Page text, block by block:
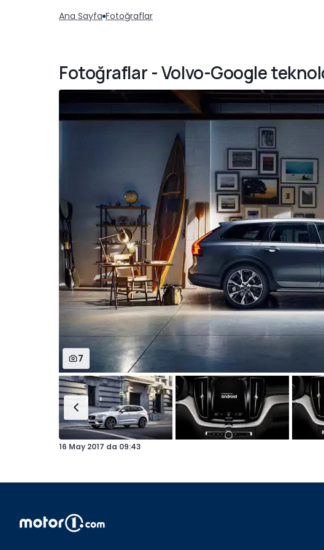
Ana Sayfa Fotoğraflar
Fotoğraflar - Volvo-Google
7
16 May 2017 da 09:43